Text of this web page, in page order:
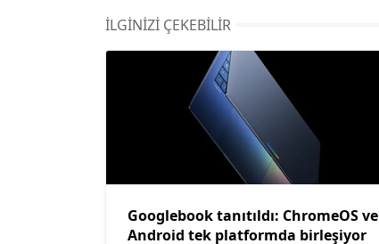
İLGINIZI ÇEKEBILIR
Googlebook tanıtıldı: ChromeOS ve
Android tek platformda birleşiyor